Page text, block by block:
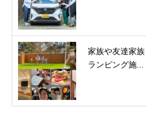
家族や友達家
ランピング施...